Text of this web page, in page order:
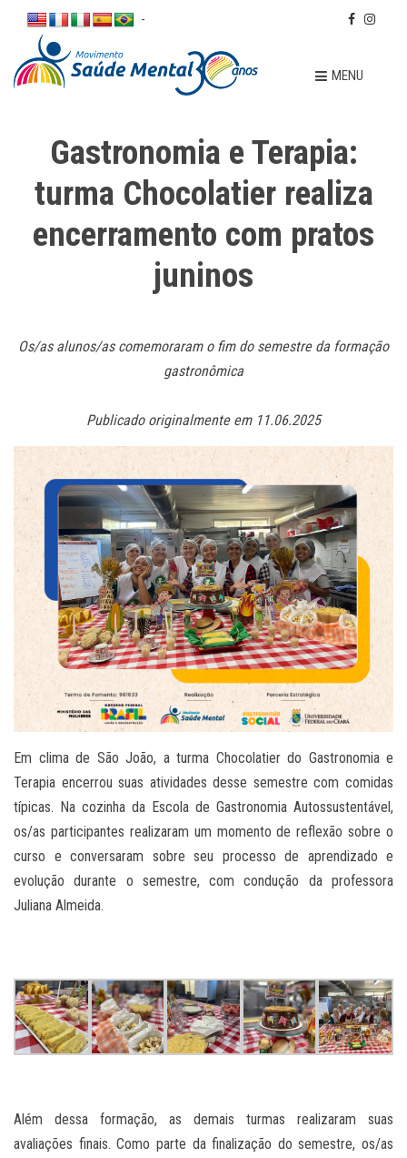
-
MENU
Gastronomia e Terapia:
turma Chocolatier realiza
encerramento com pratos
juninos
Os/as alunos/as comemoraram o fim do semestre da formação
gastronômica
Publicado originalmente em 11.06.2025
Em clima de São João, a turma Chocolatier do Gastronomia e
Terapia encerrou suas atividades desse semestre com comidas
típicas. Na cozinha da Escola de Gastronomia Autossustentável,
os/as participantes realizaram um momento de reflexão sobre o
curso e conversaram sobre seu processo de aprendizado e
evolução durante o semestre, com condução da professora
Juliana Almeida.
Além dessa formação, as demais turmas realizaram suas
avaliações finais. Como parte da finalização do semestre, os/as